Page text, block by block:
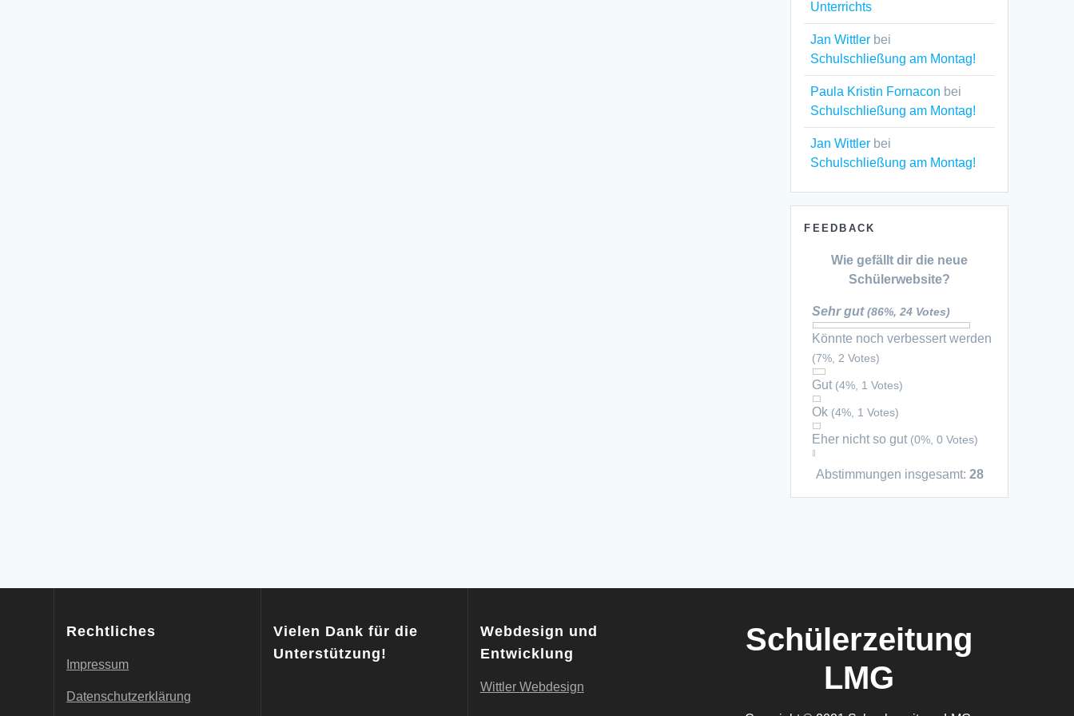
Unterrichts
Jan Wittler bei
Schulschließung am Montag!
Paula Kristin Fornacon bei
Schulschließung am Montag!
Jan Wittler bei
Schulschließung am Montag!
FEEDBACK
Wie gefällt dir die neue
Schülerwebsite?
Sehr gut(86%, 24 Votes)
Könnte noch verbessert werden
(7%, 2 Votes)
Gut (4%, 1 Votes)
Ok (4%, 1 Votes)
Eher nicht so gut (0%, 0 Votes)
Abstimmungen insgesamt: 28
Rechtliches
Impressum
Datenschutzerklärung
Vielen Dank für die
Unterstützung!
Webdesign und
Entwicklung
Wittler Webdesign
Schülerzeitung
LMG